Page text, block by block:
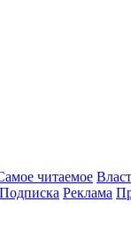
читаемое
Подписка Реклама